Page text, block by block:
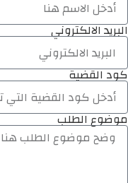
البريد الالكتروني
كود القضية
موضوع الطلب